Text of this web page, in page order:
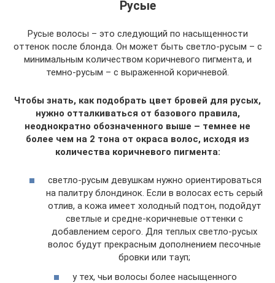
Русые
Русые волосы – это следующий по насыщенности
оттенок после блонда. Он может быть светло-русым – с
минимальным количеством коричневого пигмента, и
темно-русым – с выраженной коричневой.
Чтобы знать, как подобрать цвет бровей для русых,
нужно отталкиваться от базового правила,
неоднократно обозначенного выше – темнее не
более чем на 2 тона от окраса волос, исходя из
количества коричневого пигмента:
светло-русым девушкам нужно ориентироваться
на палитру блондинок. Если в волосах есть серый
отлив, а кожа имеет холодный подтон, подойдут
светлые и средне-коричневые оттенки с
добавлением серого. Для теплых светло-русых
волос будут прекрасным дополнением песочные
бровки или тауп;
у тех, чьи волосы более насыщенного